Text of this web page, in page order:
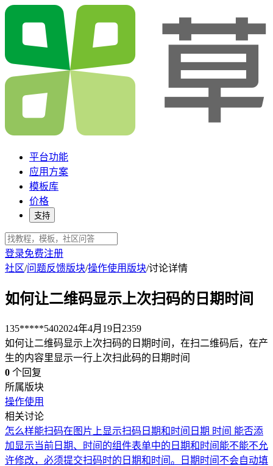
平台功能
应用方案
模板库
价格
支持
登录免费注册
社区/问题反馈版块/操作使用版块/讨论详情
如何让二维码显示上次扫码的日期时间
135*****5402024年4月19日 2359
如何让二维码显示上次扫码的日期时间，在扫二维码后，在产
生的内容里显示一行上次扫此码的日期时间
0 个回复
所属版块
操作使用
相关讨论
怎么样能扫码在图片上显示扫码日期和时间 日期 时间 能否添
加显示当前日期、时间的组件表单中的日期和时间能不能不允
许修改，必须提交扫码时的日期和时间。
日期时间不会自动填